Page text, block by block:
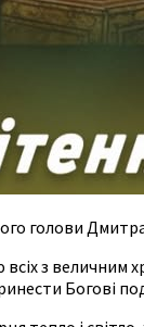
голови
з величним
Богові